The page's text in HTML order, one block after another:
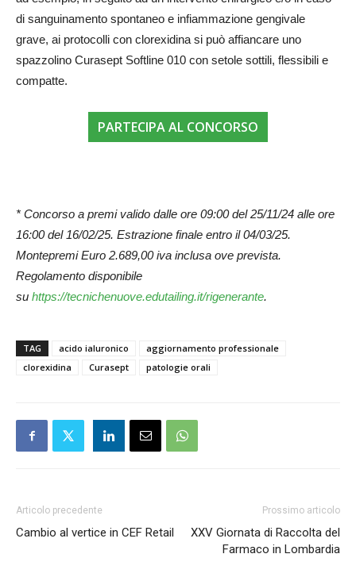
di sanguinamento spontaneo e infiammazione gengivale
grave, ai protocolli con clorexidina si può affiancare uno
spazzolino Curasept Softline 010 con setole sottili, flessibili e
compatte.
PARTECIPA AL CONCORSO
* Concorso a premi valido dalle ore 09:00 del 25/11/24 alle ore
16:00 del 16/02/25. Estrazione finale entro il 04/03/25.
Montepremi Euro 2.689,00 iva inclusa ove prevista.
Regolamento disponibile
su https://tecnichenuove.edutailing.it/rigenerante.
TAG acido ialuronico
aggiornamento professionale
clorexidina
Curasept patologie orali
Articolo precedente
Cambio al vertice in CEF Retail
Prossimo articolo
XXV Giornata di Raccolta del
Farmaco in Lombardia